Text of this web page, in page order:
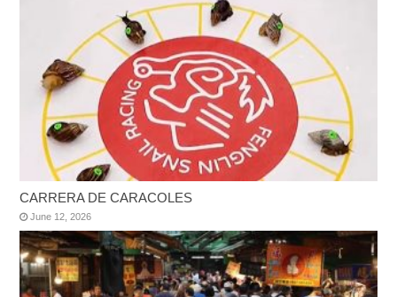
CARRERA DE CARACOLES
June 12, 2026